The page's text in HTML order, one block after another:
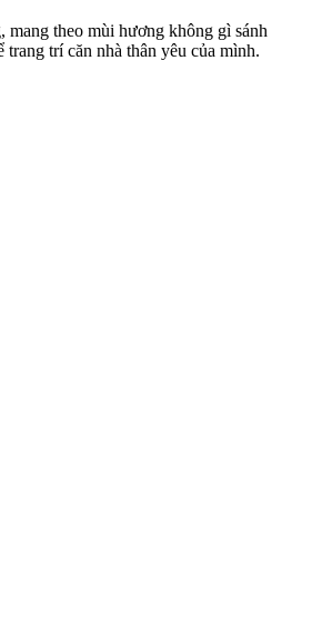
theo mùi hương không gì sánh
trí căn nhà thân yêu của mình.